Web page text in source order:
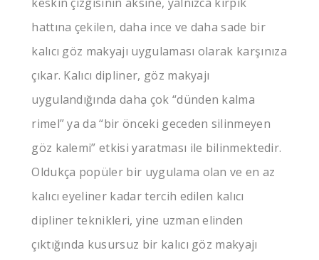
hattına çekilen, daha ince ve daha sade bir
kalıcı göz makyajı uygulaması olarak karşınıza
çıkar. Kalıcı dipliner, göz makyajı
uygulandığında daha çok “dünden kalma
rimel” ya da “bir önceki geceden silinmeyen
göz kalemi” etkisi yaratması ile bilinmektedir.
Oldukça popüler bir uygulama olan ve en az
kalıcı eyeliner kadar tercih edilen kalıcı
dipliner teknikleri, yine uzman elinden
çıktığında kusursuz bir kalıcı göz makyajı